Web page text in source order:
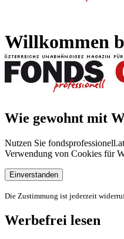
Willkommen
Wie gewohnt mit
Nutzen Sie
Verwendung von Cookies für
Einverstanden
Die Zustimmung ist jederzeit
Werbefrei lesen